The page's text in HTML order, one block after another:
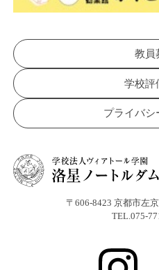
教員
学校評
プライバシ
〒606-8423 京都市左
TEL.075-